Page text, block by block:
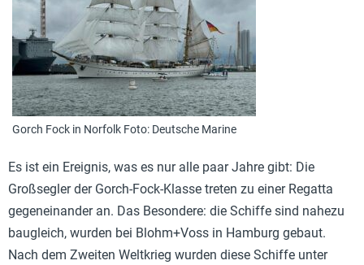
Gorch Fock in Norfolk Foto: Deutsche Marine
Es ist ein Ereignis, was es nur alle paar Jahre gibt: Die
Großsegler der Gorch-Fock-Klasse treten zu einer Regatta
gegeneinander an. Das Besondere: die Schiffe sind nahezu
baugleich, wurden bei Blohm+Voss in Hamburg gebaut.
Nach dem Zweiten Weltkrieg wurden diese Schiffe unter